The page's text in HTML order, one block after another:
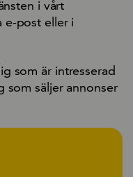
i vårt
e-post eller i
som är intresserad
som säljer annonser